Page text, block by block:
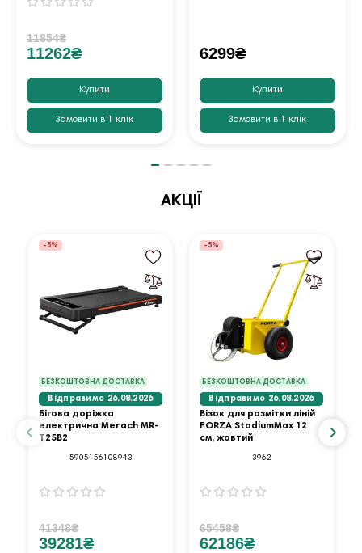
11854₴
11262₴
Купити
Замовити в 1 клік
6299₴
Купити
Замовити в 1 клік
АКЦІЇ
БЕЗКОШТОВНА ДОСТАВКА
-5%
Відправимо 26.08.2026
Бігова доріжка
електрична Merach MR-
T25B2
5905156108943
41348₴
39281₴
БЕЗКОШТОВНА ДОСТАВКА
-5%
Відправимо 26.08.2026
Візок для розмітки ліній
FORZA StadiumMax 12
см, жовтий
3962
65458₴
62186₴